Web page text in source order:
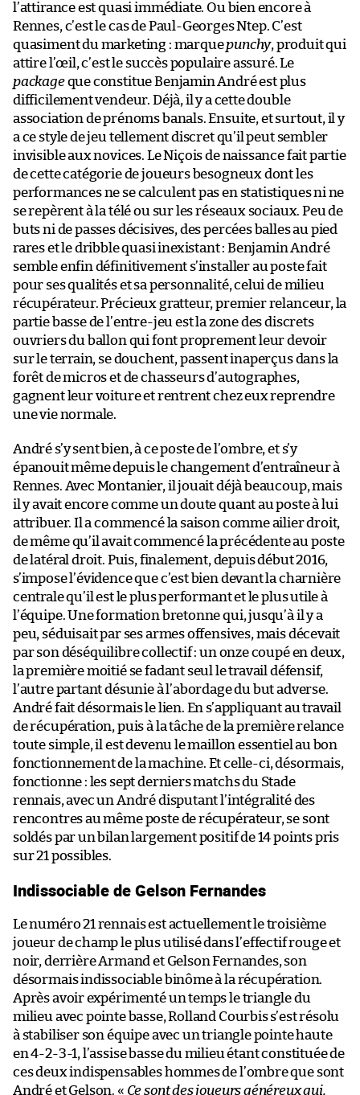
l’attirance est quasi immédiate. Ou bien encore à
Rennes, c’est le cas de Paul-Georges Ntep. C’est
quasiment du marketing : marquepunchy, produit qui
attire l’œil, c’est le succès populaire assuré. Le
packageque constitue Benjamin André est plus
difficilement vendeur. Déjà, il y a cette double
association de prénoms banals. Ensuite, et surtout, il y
a ce style de jeu tellement discret qu’il peut sembler
invisible aux novices. Le Niçois de naissance fait partie
de cette catégorie de joueurs besogneux dont les
performances ne se calculent pas en statistiques ni ne
se repèrent à la télé ou sur les réseaux sociaux. Peu de
buts ni de passes décisives, des percées balles au pied
rares et le dribble quasi inexistant : Benjamin André
semble enfin définitivement s’installer au poste fait
pour ses qualités et sa personnalité, celui de milieu
récupérateur. Précieux gratteur, premier relanceur, la
partie basse de l’entre-jeu est la zone des discrets
ouvriers du ballon qui font proprement leur devoir
sur le terrain, se douchent, passent inaperçus dans la
forêt de micros et de chasseurs d’autographes,
gagnent leur voiture et rentrent chez eux reprendre
une vie normale.
André s’y sent bien, à ce poste de l’ombre, et s’y
épanouit même depuis le changement d’entraîneur à
Rennes. Avec Montanier, il jouait déjà beaucoup, mais
il y avait encore comme un doute quant au poste à lui
attribuer. Il a commencé la saison comme ailier droit,
de même qu’il avait commencé la précédente au poste
de latéral droit. Puis, finalement, depuis début 2016,
s’impose l’évidence que c’est bien devant la charnière
centrale qu’il est le plus performant et le plus utile à
l’équipe. Une formation bretonne qui, jusqu’à il y a
peu, séduisait par ses armes offensives, mais décevait
par son déséquilibre collectif : un onze coupé en deux,
la première moitié se fadant seul le travail défensif,
l’autre partant désunie à l’abordage du but adverse.
André fait désormais le lien. En s’appliquant au travail
de récupération, puis à la tâche de la première relance
toute simple, il est devenu le maillon essentiel au bon
fonctionnement de la machine. Et celle-ci, désormais,
fonctionne : les sept derniers matchs du Stade
rennais, avec un André disputant l’intégralité des
rencontres au même poste de récupérateur, se sont
soldés par un bilan largement positif de 14 points pris
sur 21 possibles.
Indissociable de Gelson Fernandes
Le numéro 21 rennais est actuellement le troisième
joueur de champ le plus utilisé dans l’effectif rouge et
noir, derrière Armand et Gelson Fernandes, son
désormais indissociable binôme à la récupération.
Après avoir expérimenté un temps le triangle du
milieu avec pointe basse, Rolland Courbis s’est résolu
à stabiliser son équipe avec un triangle pointe haute
en 4-2-3-1, l’assise basse du milieu étant constituée de
ces deux indispensables hommes de l’ombre que sont
André et Gelson. « Ce sont des joueurs généreux qui,